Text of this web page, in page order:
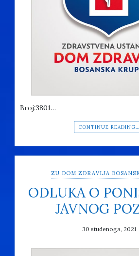
Broj:3801…
CONTINUE READING…
ZU DOM ZDRAVLJA
ODLUKA O
JAVNOG
30 studenoga, 2021